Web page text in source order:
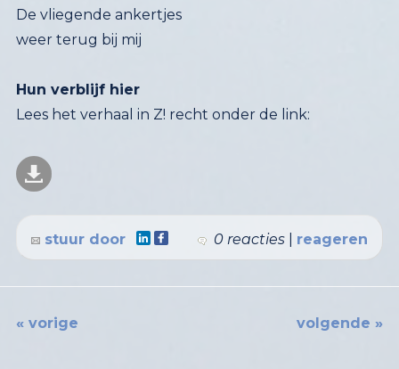
De vliegende ankertjes
weer terug bij mij
Hun verblijf hier
Lees het verhaal in Z! recht onder de link:
0 reacties reageren
stuur door
« vorige volgende »